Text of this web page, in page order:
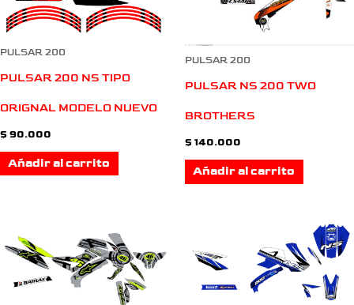
PULSAR 200
PULSAR 200 NS TIPO
ORIGNAL MODELO NUEVO
$ 90.000
Añadir al carrito
PULSAR 200
PULSAR NS 200 TWO
BROTHERS
$ 140.000
Añadir al carrito